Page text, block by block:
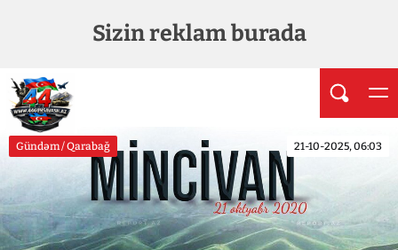
Sizin reklam burada
Gündəm / Qarabağ 21-10-2025, 06:03